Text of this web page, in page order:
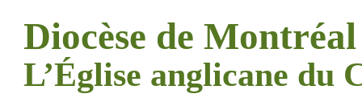
Diocèse de Montréal
L’Église anglicane